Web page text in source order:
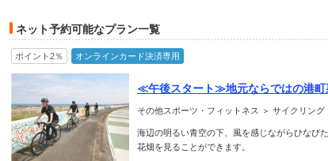
ネット予約可能なプラン一覧
ポイント2％ オンラインカード決済専用
≪午後スタート≫地元ならではの港町
その他スポーツ・フィットネス ＞ サイクリング
海辺の明るい青空の下、風を感じながらひなび
花畑を見ることができます。